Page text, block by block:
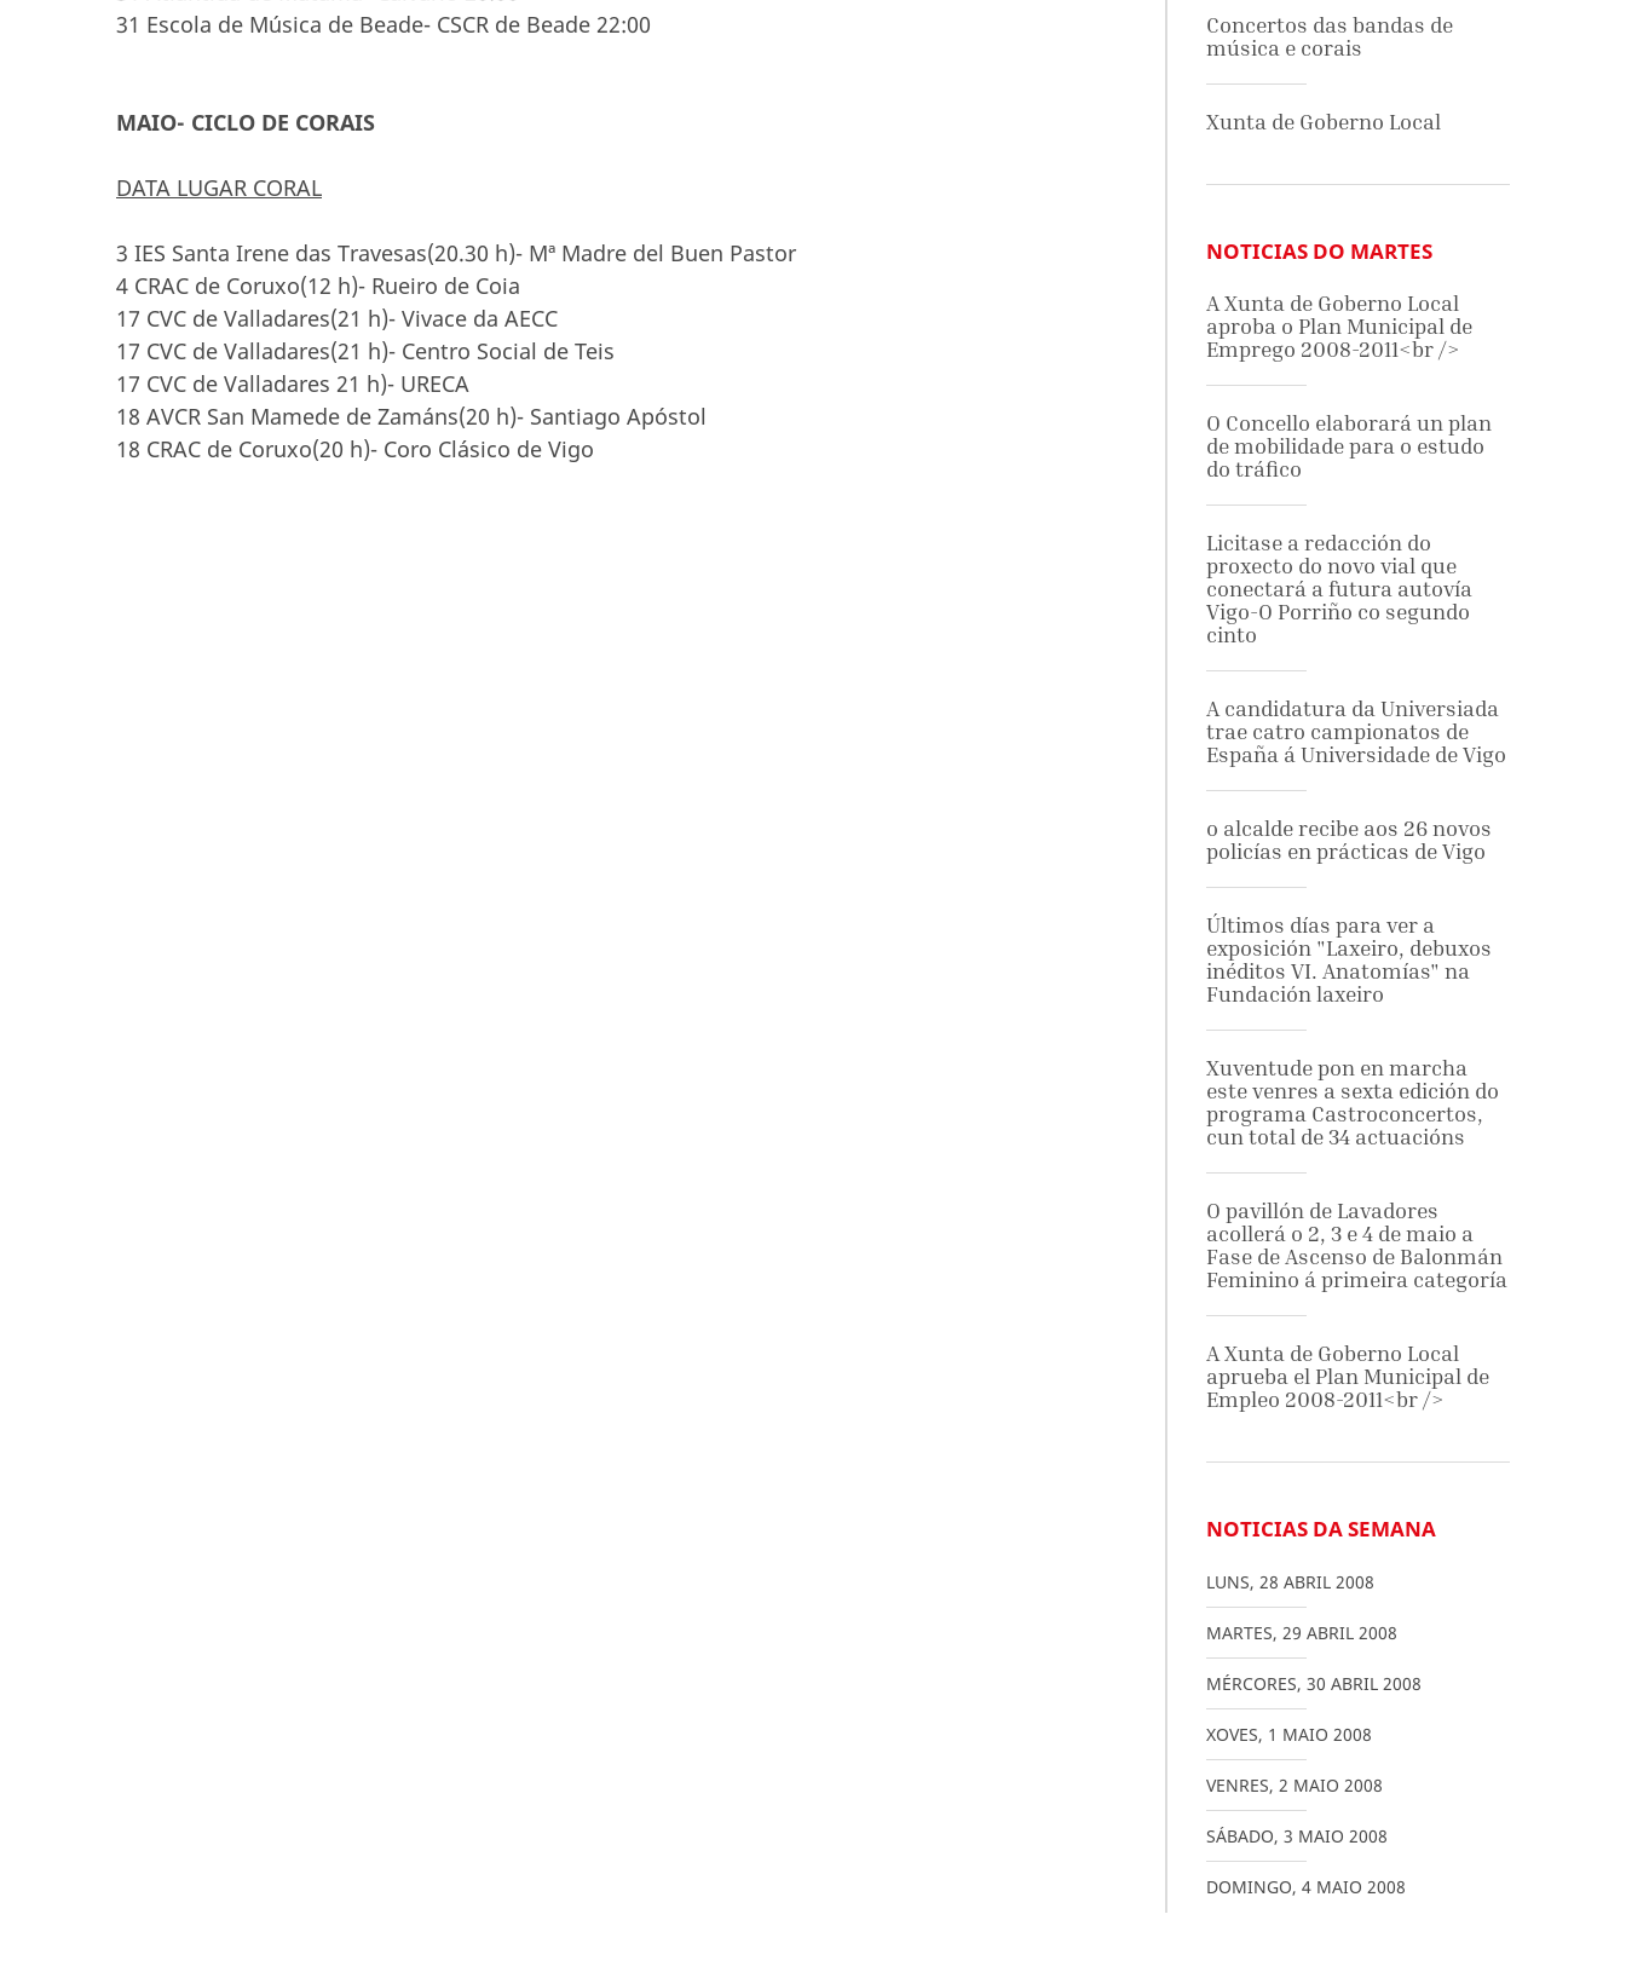
31 Escola de Música de Beade- CSCR de Beade 22:00
MAIO- CICLO DE CORAIS
DATA LUGAR CORAL
3 IES Santa Irene das Travesas(20.30 h)- Mª Madre del Buen Pastor
4 CRAC de Coruxo(12 h)- Rueiro de Coia
17 CVC de Valladares(21 h)- Vivace da AECC
17 CVC de Valladares(21 h)- Centro Social de Teis
17 CVC de Valladares 21 h)- URECA
18 AVCR San Mamede de Zamáns(20 h)- Santiago Apóstol
18 CRAC de Coruxo(20 h)- Coro Clásico de Vigo
Concertos das bandas de
música e corais
Xunta de Goberno Local
NOTICIAS DO MARTES
A Xunta de Goberno Local
aproba o Plan Municipal de
Emprego 2008-2011<br />
O Concello elaborará un plan
de mobilidade para o estudo
do tráfico
Licitase a redacción do
proxecto do novo vial que
conectará a futura autovía
Vigo-O Porriño co segundo
cinto
A candidatura da Universiada
trae catro campionatos de
España á Universidade de Vigo
o alcalde recibe aos 26 novos
policías en prácticas de Vigo
Últimos días para ver a
exposición "Laxeiro, debuxos
inéditos VI. Anatomías" na
Fundación laxeiro
Xuventude pon en marcha
este venres a sexta edición do
programa Castroconcertos,
cun total de 34 actuacións
O pavillón de Lavadores
acollerá o 2, 3 e 4 de maio a
Fase de Ascenso de Balonmán
Feminino á primeira categoría
A Xunta de Goberno Local
aprueba el Plan Municipal de
Empleo 2008-2011<br />
NOTICIAS DA SEMANA
LUNS, 28 ABRIL 2008
MARTES, 29 ABRIL 2008
MÉRCORES, 30 ABRIL 2008
XOVES, 1 MAIO 2008
VENRES, 2 MAIO 2008
SÁBADO, 3 MAIO 2008
DOMINGO, 4 MAIO 2008